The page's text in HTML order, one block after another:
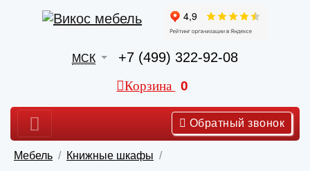
МСК +7 (499) 322-92-08
Корзина 0
Обратный звонок
Мебель Книжные шкафы